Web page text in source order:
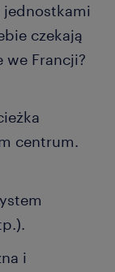
jednostkami
czekają
we Francji?
centrum.
i